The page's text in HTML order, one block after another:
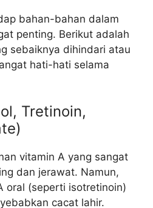
bahan-bahan dalam
penting. Berikut adalah
sebaiknya dihindari atau
hati-hati selama
Tretinoin,
vitamin A yang sangat
dan jerawat. Namun,
oral (seperti isotretinoin)
cacat lahir.